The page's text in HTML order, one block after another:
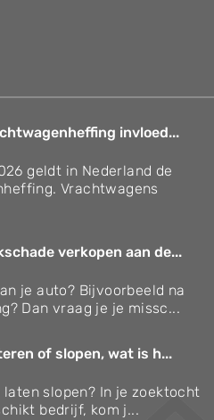
invloed...
geldt in Nederland de
Vrachtwagens
verkopen aan de...
je auto? Bijvoorbeeld na
Dan vraag je je missc...
of slopen, wat is h...
laten slopen? In je zoektocht
bedrijf, kom j...